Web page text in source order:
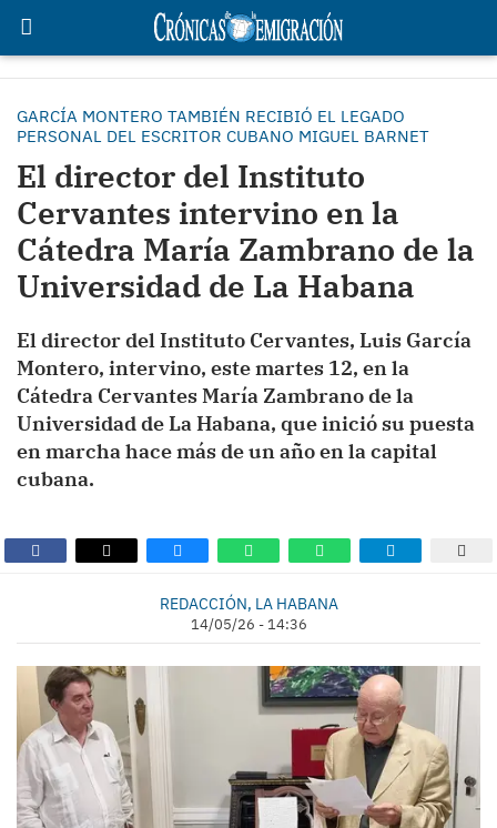
GARCÍA MONTERO TAMBIÉN RECIBIÓ EL LEGADO
PERSONAL DEL ESCRITOR CUBANO MIGUEL BARNET
El director del Instituto
Cervantes intervino en la
Cátedra María Zambrano de la
Universidad de La Habana
El director del Instituto Cervantes, Luis García
Montero, intervino, este martes 12, en la
Cátedra Cervantes María Zambrano de la
Universidad de La Habana, que inició su puesta
en marcha hace más de un año en la capital
cubana.
REDACCIÓN, LA HABANA
14/05/26 - 14:36